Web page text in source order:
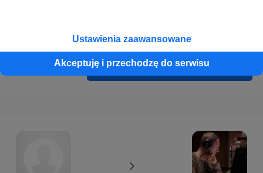
Ustawienia zaawansowane
Akceptuję i przechodzę do serwisu
Cofnij Zarejestruj się i przejdź dalej